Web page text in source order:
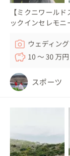
【ミクニワール
ックインセレモニ
ウェディン
10 〜 30 万円
スポーツ